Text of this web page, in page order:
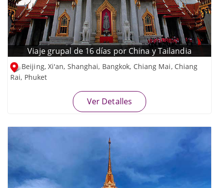
Viaje grupal de 16 días por China y Tailandia
Beijing, Xi'an, Shanghai, Bangkok, Chiang Mai, Chiang
Rai, Phuket
Ver Detalles